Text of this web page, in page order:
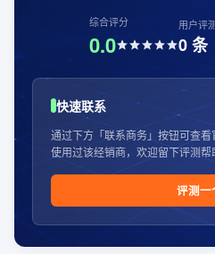
综合评分
0.0
用户评
0条
快速联系
通过下方「联系商务」按钮可查
使用过该经销商，欢迎留下评测帮
评测一